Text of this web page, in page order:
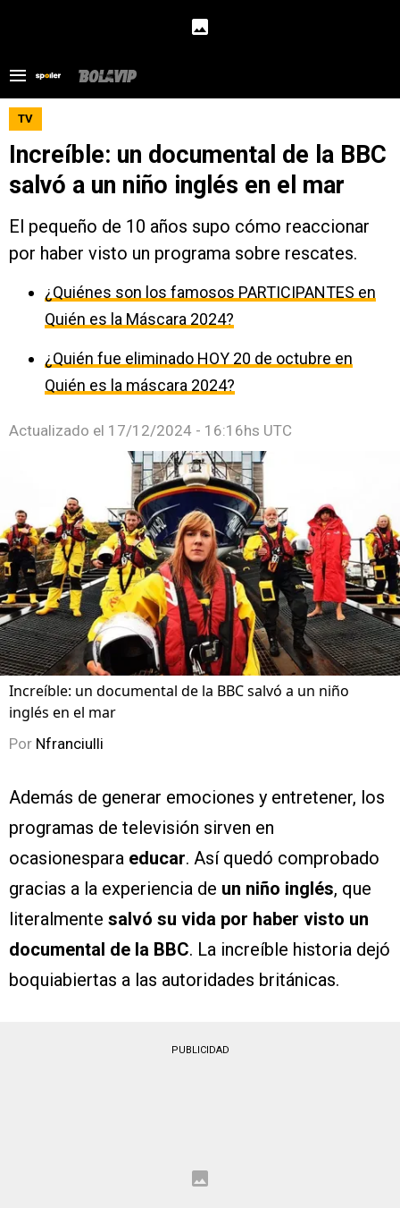
TV
Increíble: un documental de la BBC
salvó a un niño inglés en el mar
El pequeño de 10 años supo cómo reaccionar
por haber visto un programa sobre rescates.
¿Quiénes son los famosos PARTICIPANTES en
Quién es la Máscara 2024?
¿Quién fue eliminado HOY 20 de octubre en
Quién es la máscara 2024?
Actualizado el 17/12/2024 - 16:16hs UTC
Increíble: un documental de la BBC salvó a un niño
inglés en el mar
Por Nfranciulli
Además de generar emociones y entretener, los
programas de televisión sirven en
ocasionespara educar. Así quedó comprobado
gracias a la experiencia de un niño inglés, que
literalmente salvó su vida por haber visto un
documental de la BBC. La increíble historia dejó
boquiabiertas a las autoridades británicas.
PUBLICIDAD